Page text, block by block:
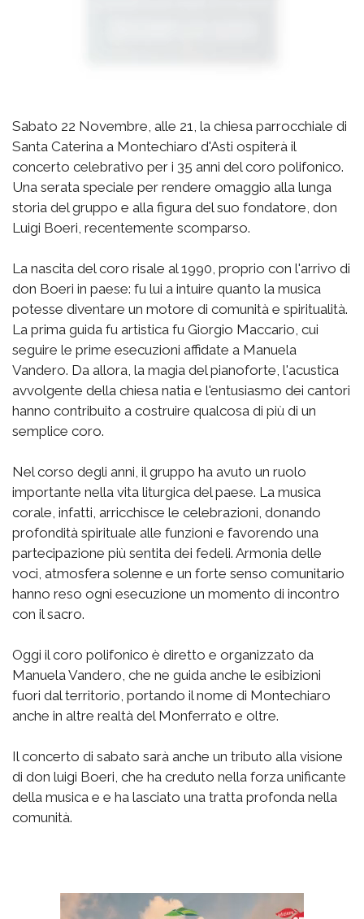
Sabato 22 Novembre, alle 21, la chiesa parrocchiale di
Santa Caterina a Montechiaro d'Asti ospiterà il
concerto celebrativo per i 35 anni del coro polifonico.
Una serata speciale per rendere omaggio alla lunga
storia del gruppo e alla figura del suo fondatore, don
Luigi Boeri, recentemente scomparso.
La nascita del coro risale al 1990, proprio con l'arrivo di
don Boeri in paese: fu lui a intuire quanto la musica
potesse diventare un motore di comunità e spiritualità.
La prima guida fu artistica fu Giorgio Maccario, cui
seguire le prime esecuzioni affidate a Manuela
Vandero. Da allora, la magia del pianoforte, l'acustica
avvolgente della chiesa natia e l'entusiasmo dei cantori
hanno contribuito a costruire qualcosa di più di un
semplice coro.
Nel corso degli anni, il gruppo ha avuto un ruolo
importante nella vita liturgica del paese. La musica
corale, infatti, arricchisce le celebrazioni, donando
profondità spirituale alle funzioni e favorendo una
partecipazione più sentita dei fedeli. Armonia delle
voci, atmosfera solenne e un forte senso comunitario
hanno reso ogni esecuzione un momento di incontro
con il sacro.
Oggi il coro polifonico è diretto e organizzato da
Manuela Vandero, che ne guida anche le esibizioni
fuori dal territorio, portando il nome di Montechiaro
anche in altre realtà del Monferrato e oltre.
Il concerto di sabato sarà anche un tributo alla visione
di don luigi Boeri, che ha creduto nella forza unificante
della musica e e ha lasciato una tratta profonda nella
comunità.